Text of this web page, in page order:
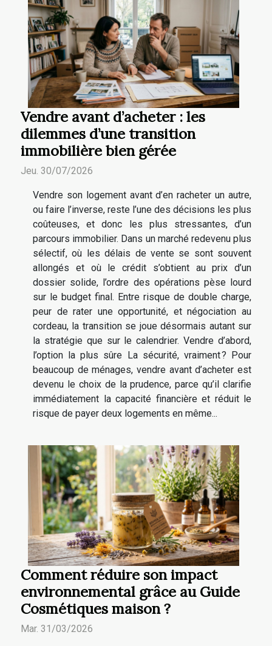
Vendre avant d’acheter : les
dilemmes d’une transition
immobilière bien gérée
Jeu. 30/07/2026
Vendre son logement avant d’en racheter un autre,
ou faire l’inverse, reste l’une des décisions les plus
coûteuses, et donc les plus stressantes, d’un
parcours immobilier. Dans un marché redevenu plus
sélectif, où les délais de vente se sont souvent
allongés et où le crédit s’obtient au prix d’un
dossier solide, l’ordre des opérations pèse lourd
sur le budget final. Entre risque de double charge,
peur de rater une opportunité, et négociation au
cordeau, la transition se joue désormais autant sur
la stratégie que sur le calendrier. Vendre d’abord,
l’option la plus sûre La sécurité, vraiment ? Pour
beaucoup de ménages, vendre avant d’acheter est
devenu le choix de la prudence, parce qu’il clarifie
immédiatement la capacité financière et réduit le
risque de payer deux logements en même...
Comment réduire son impact
environnemental grâce au Guide
Cosmétiques maison ?
Mar. 31/03/2026